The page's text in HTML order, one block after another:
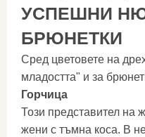
УСПЕШНИ
БРЮНЕТКИ
Сред цветовете на
младостта" и за
Горчица
Този представител на
жени с тъмна коса. В